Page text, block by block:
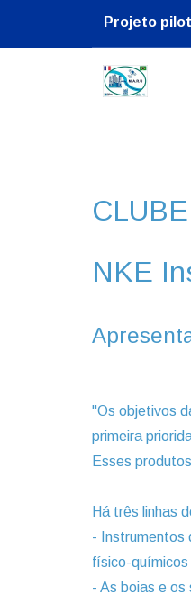
Projeto
NKE
"Os objetivos
primeira
Esses
Há três linhas
- Instrumentos
físico-químicos
- As boias e